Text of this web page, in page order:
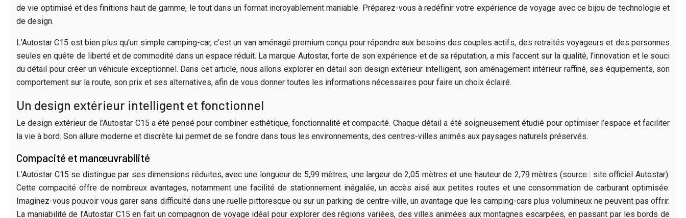
de vie optimisé et des finitions haut de gamme, le tout dans un format incroyablement maniable. Préparez-vous à redéfinir votre expérience de voyage avec ce bijou de technologie et
de design.
L’Autostar C15 est bien plus qu’un simple camping-car, c’est un van aménagé premium conçu pour répondre aux besoins des couples actifs, des retraités voyageurs et des personnes
seules en quête de liberté et de commodité dans un espace réduit. La marque Autostar, forte de son expérience et de sa réputation, a mis l’accent sur la qualité, l’innovation et le souci
du détail pour créer un véhicule exceptionnel. Dans cet article, nous allons explorer en détail son design extérieur intelligent, son aménagement intérieur raffiné, ses équipements, son
comportement sur la route, son prix et ses alternatives, afin de vous donner toutes les informations nécessaires pour faire un choix éclairé.
Un design extérieur intelligent et fonctionnel
Le design extérieur de l’Autostar C15 a été pensé pour combiner esthétique, fonctionnalité et compacité. Chaque détail a été soigneusement étudié pour optimiser l’espace et faciliter
la vie à bord. Son allure moderne et discrète lui permet de se fondre dans tous les environnements, des centres-villes animés aux paysages naturels préservés.
Compacité et manœuvrabilité
L’Autostar C15 se distingue par ses dimensions réduites, avec une longueur de 5,99 mètres, une largeur de 2,05 mètres et une hauteur de 2,79 mètres (source : site officiel Autostar).
Cette compacité offre de nombreux avantages, notamment une facilité de stationnement inégalée, un accès aisé aux petites routes et une consommation de carburant optimisée.
Imaginez-vous pouvoir vous garer sans difficulté dans une ruelle pittoresque ou sur un parking de centre-ville, un avantage que les camping-cars plus volumineux ne peuvent pas offrir.
La maniabilité de l’Autostar C15 en fait un compagnon de voyage idéal pour explorer des régions variées, des villes animées aux montagnes escarpées, en passant par les bords de